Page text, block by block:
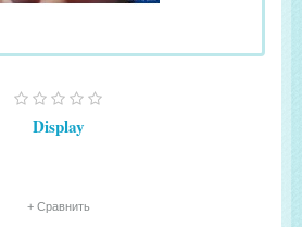
Display
+ Сравнить